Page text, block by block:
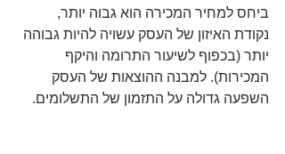
ביחס למחיר המכירה הוא גבוה יותר,
נקודת האיזון של העסק עשויה להיות גבוהה
יותר (בכפוף לשיעור התרומה והיקף
המכירות). למבנה ההוצאות של העסק
השפעה גדולה על התזמון של התשלומים.